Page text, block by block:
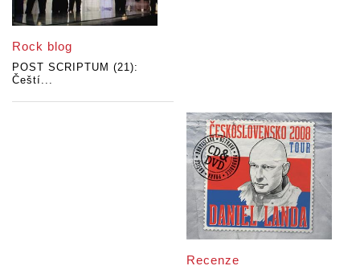
Rock blog
POST SCRIPTUM (21):
Čeští...
Recenze